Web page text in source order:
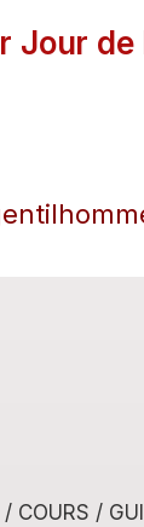
Jour de
COURS /